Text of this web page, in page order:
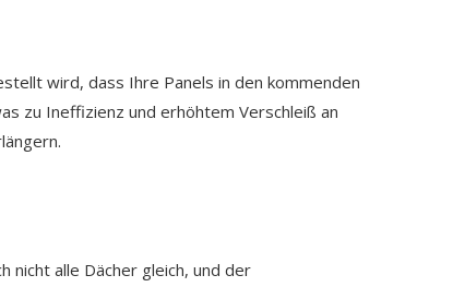
wird, dass Ihre Panels in den kommenden
zu Ineffizienz und erhöhtem Verschleiß an
nicht alle Dächer gleich, und der